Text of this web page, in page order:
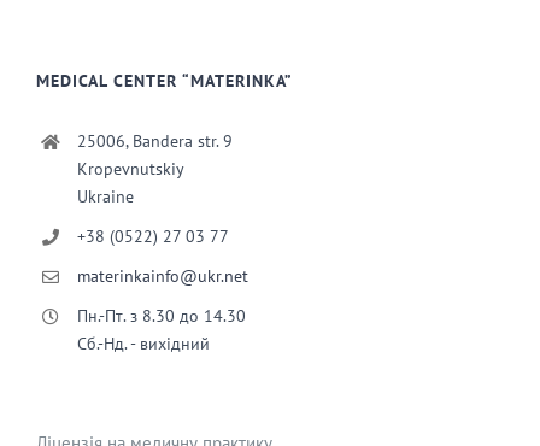
MEDICAL CENTER “MATERINKA”
25006, Bandera str. 9
Kropevnutskiy
Ukraine
+38 (0522) 27 03 77
materinkainfo@ukr.net
Пн.-Пт. з 8.30 до 14.30
Сб.-Нд. - вихідний